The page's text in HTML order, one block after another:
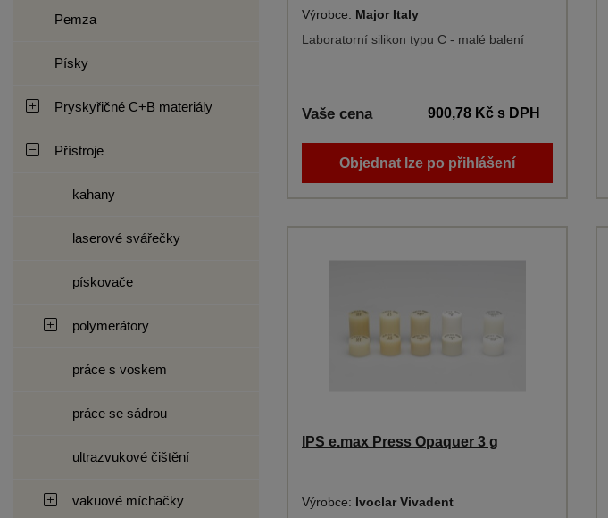
Pemza
Písky
Pryskyřičné C+B materiály
Přístroje
kahany
laserové svářečky
pískovače
polymerátory
práce s voskem
práce se sádrou
ultrazvukové čištění
vakuové míchačky
Výrobce: Major Italy
Laboratorní silikon typu C - malé balení
Vaše cena 900,78 Kčs DPH
Objednat lze po přihlášení
IPS e.max Press Opaquer 3 g
Výrobce: Ivoclar Vivadent